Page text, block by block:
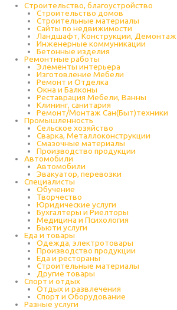
Строительство, благоустройство
Строительство домов
Строительные материалы
Сайты по недвижимости
Ландшафт, Конструкции, Демонтаж
Инженерные коммуникации
Бетонные изделия
Ремонтные работы
Элементы интерьера
Изготовление Мебели
Ремонт и Отделка
Окна и Балконы
Реставрация Мебели, Ванны
Клининг, санитария
Ремонт/Монтаж Сан(Быт)техники
Промышленность
Cельское хозяйство
Сварка, Металлоконструкции
Cмазочные материалы
Производство продукции
Автомобили
Автомобили
Эвакуатор, перевозки
Специалисты
Обучение
Творчество
Юридические услуги
Бухгалтеры и Риелторы
Медицина и Психология
Бьюти услуги
Еда и товары
Одежда, электротовары
Производство продукции
Еда и рестораны
Строительные материалы
Другие товары
Спорт и отдых
Отдых и развлечения
Спорт и Оборудование
Разные услуги